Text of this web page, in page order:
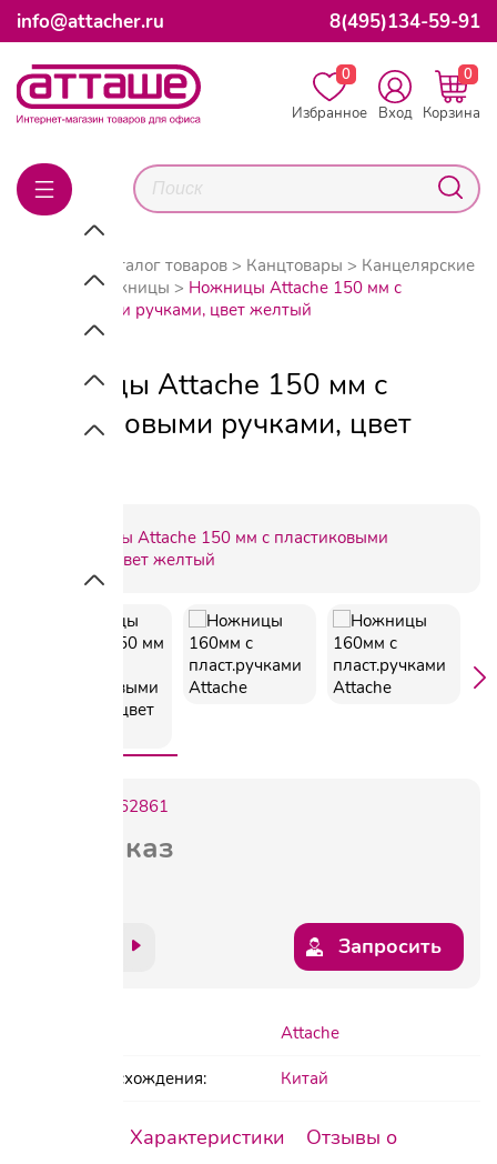
info@attacher.ru 8(495)134-59-91
0
Избранное
Вход
0
Корзина
Каталог товаров Канцтовары
Канцелярские
Ножницы
Ножницы Attache 150 мм с
пластиковыми ручками, цвет желтый
Ножницы Attache 150 мм с
пластиковыми ручками, цвет
262861
под заказ
Запросить
Attache
Страна происхождения: Китай
Характеристики
Отзывы о